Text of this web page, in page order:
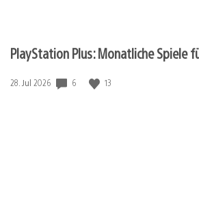
PlayStation Plus: Monatliche Spiele
Veröffentlichungsdatum:
28. Jul 2026 6 13